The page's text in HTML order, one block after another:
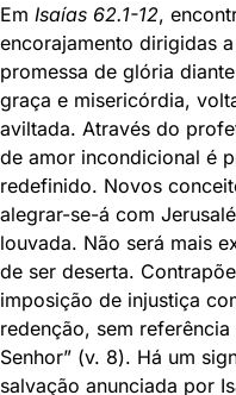
Em Isaías 62.1-12,
encorajamento dirigidas
promessa de glória
graça e misericórdia,
aviltada. Através do
de amor incondicional é
redefinido. Novos
alegrar-se-á com
louvada. Não será mais
de ser deserta.
imposição de injustiça
redenção, sem
Senhor” (v. 8). Há um
salvação anunciada por